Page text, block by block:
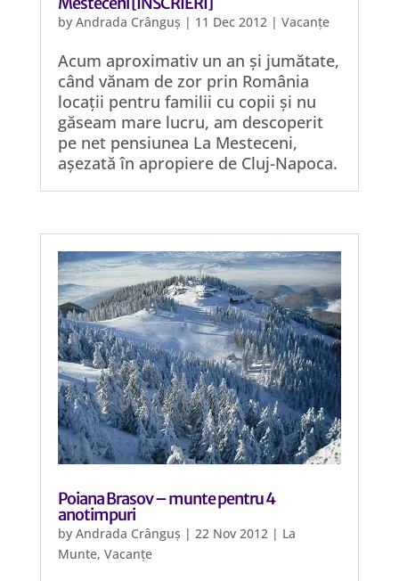
by Andrada Crânguș | 11 Dec 2012| Vacanțe
Acum aproximativ un an și jumătate,
când vănam de zor prin România
locații pentru familii cu copii și nu
găseam mare lucru, am descoperit
pe net pensiunea La Mesteceni,
așezată în apropiere de Cluj-Napoca.
Poiana Brasov – munte pentru 4
anotimpuri
by Andrada Crânguș | 22 Nov 2012| La
Munte, Vacanțe